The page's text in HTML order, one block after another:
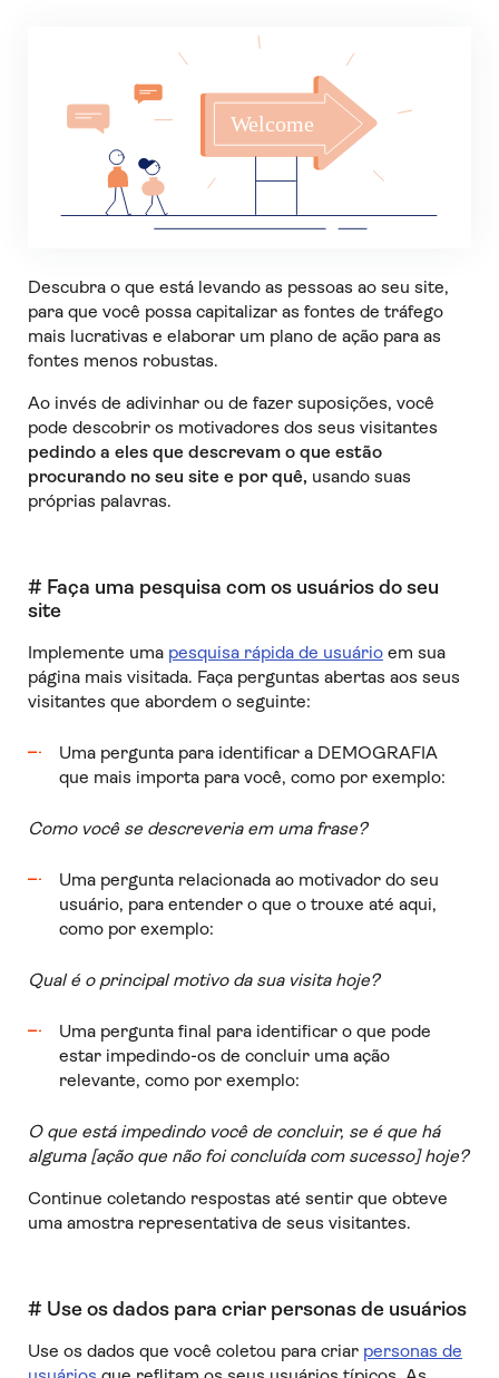
Descubra o que está levando as pessoas ao seu site,
para que você possa capitalizar as fontes de tráfego
mais lucrativas e elaborar um plano de ação para as
fontes menos robustas.
Ao invés de adivinhar ou de fazer suposições, você
pode descobrir os motivadores dos seus visitantes
pedindo a eles que descrevam o que estão
procurando no seu site e por quê, usando suas
próprias palavras.
# Faça uma pesquisa com os usuários do seu
site
Implemente uma pesquisa rápida de usuárioem sua
página mais visitada. Faça perguntas abertas aos seus
visitantes que abordem o seguinte:
Uma pergunta para identificar a DEMOGRAFIA
que mais importa para você, como por exemplo:
Como você se descreveria em uma frase?
Uma pergunta relacionada ao motivador do seu
usuário, para entender o que o trouxe até aqui,
como por exemplo:
Qual é o principal motivo da sua visita hoje?
Uma pergunta final para identificar o que pode
estar impedindo-os de concluir uma ação
relevante, como por exemplo:
O que está impedindo você de concluir, se é que há
alguma [ação que não foi concluída com sucesso] hoje?
Continue coletando respostas até sentir que obteve
uma amostra representativa de seus visitantes.
# Use os dados para criar personas de usuários
Use os dados que você coletou para criar personas de